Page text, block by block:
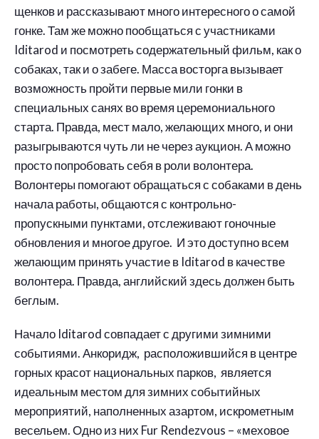
щенков и рассказывают много интересного о самой
гонке. Там же можно пообщаться с участниками
Iditarod и посмотреть содержательный фильм, как о
собаках, так и о забеге. Масса восторга вызывает
возможность пройти первые мили гонки в
специальных санях во время церемониального
старта. Правда, мест мало, желающих много, и они
разыгрываются чуть ли не через аукцион. А можно
просто попробовать себя в роли волонтера.
Волонтеры помогают обращаться с собаками в день
начала работы, общаются с контрольно-
пропускными пунктами, отслеживают гоночные
обновления и многое другое. И это доступно всем
желающим принять участие в Iditarod в качестве
волонтера. Правда, английский здесь должен быть
беглым.
Начало Iditarod совпадает с другими зимними
событиями. Анкоридж, расположившийся в центре
горных красот национальных парков, является
идеальным местом для зимних событийных
мероприятий, наполненных азартом, искрометным
весельем. Одно из них Fur Rendezvous – «меховое